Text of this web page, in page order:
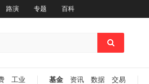
路演 专题 百科
工业
基金 资讯 数据
交易